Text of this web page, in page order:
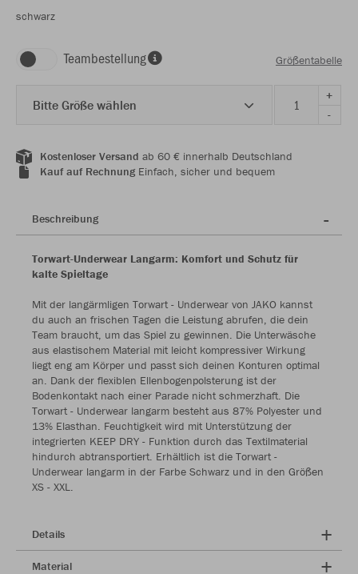
schwarz
Teambestellung Größentabelle
Bitte Größe wählen
+
-
Kostenloser Versand ab 60 € innerhalb Deutschland
Kauf auf RechnungEinfach, sicher und bequem
Beschreibung
Torwart-Underwear Langarm: Komfort und Schutz für
kalte Spieltage
Mit der langärmligen Torwart - Underwear von JAKO kannst
du auch an frischen Tagen die Leistung abrufen, die dein
Team braucht, um das Spiel zu gewinnen. Die Unterwäsche
aus elastischem Material mit leicht kompressiver Wirkung
liegt eng am Körper und passt sich deinen Konturen optimal
an. Dank der flexiblen Ellenbogenpolsterung ist der
Bodenkontakt nach einer Parade nicht schmerzhaft. Die
Torwart - Underwear langarm besteht aus 87% Polyester und
13% Elasthan. Feuchtigkeit wird mit Unterstützung der
integrierten KEEP DRY - Funktion durch das Textilmaterial
hindurch abtransportiert. Erhältlich ist die Torwart -
Underwear langarm in der Farbe Schwarz und in den Größen
XS - XXL.
Details
Material